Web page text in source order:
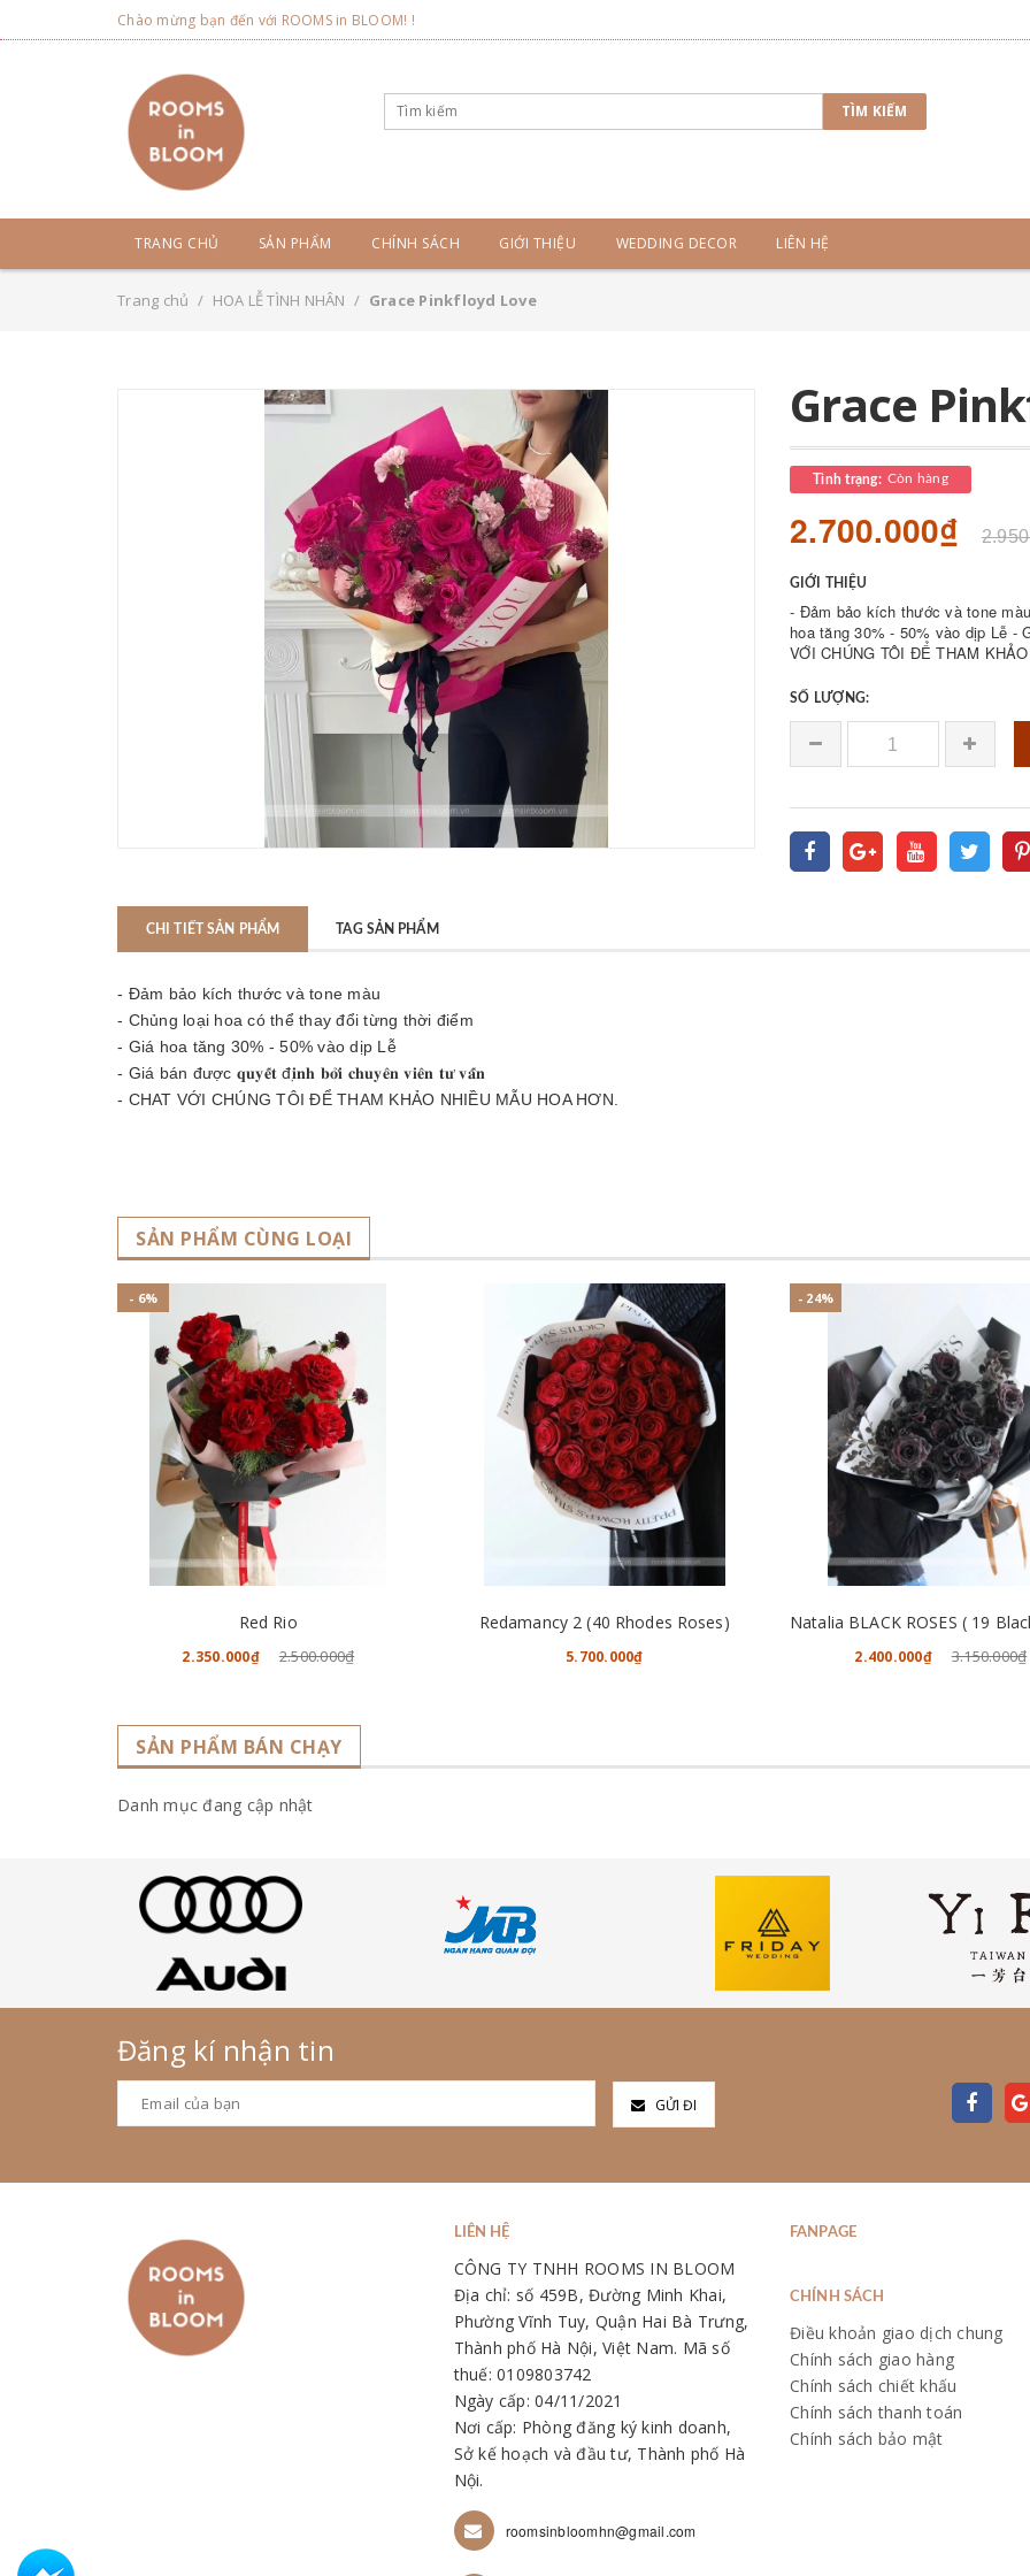
Chào mừng bạn đến với ROOMS in BLOOM! !
TÌM KIẾM
TRANG CHỦ SẢN PHẨM CHÍNH SÁCH GIỚI THIỆU WEDDING DECOR LIÊN HỆ
Trang chủ / HOA LỄ TÌNH NHÂN / Grace Pinkfloyd Love
Grace
Tình trạng: Còn hàng
2.700.000₫
GIỚI THIỆU
- Đảm bảo kích thước và tone
hoa tăng 30% - 50% vào dịp Lễ -
VỚI CHÚNG TÔI ĐỂ THAM
SỐ LƯỢNG:
CHI TIẾT SẢN PHẨM TAG SẢN PHẨM
- Đảm bảo kích thước và tone màu
- Chủng loại hoa có thể thay đổi từng thời điểm
- Giá hoa tăng 30% - 50% vào dịp Lễ
- Giá bán được 𝐪𝐮𝐲𝐞̂́𝐭 đ𝐢̣𝐧𝐡 𝐛𝐨̛̉𝐢 𝐜𝐡𝐮𝐲𝐞̂𝐧 𝐯𝐢𝐞̂𝐧 𝐭𝐮̛ 𝐯𝐚̂́𝐧
- CHAT VỚI CHÚNG TÔI ĐỂ THAM KHẢO NHIỀU MẪU HOA HƠN.
SẢN PHẨM CÙNG LOẠI
- 6%
Red Rio
2.350.000₫ 2.500.000₫
Redamancy 2 (40 Rhodes Roses)
5.700.000₫
- 24%
2.400.000₫ 3.150.000₫
SẢN PHẨM BÁN CHẠY
Danh mục đang cập nhật
Đăng kí nhận tin
GỬI ĐI
LIÊN HỆ
CÔNG TY TNHH ROOMS IN BLOOM
Địa chỉ: số 459B, Đường Minh Khai,
Phường Vĩnh Tuy, Quận Hai Bà Trưng,
Thành phố Hà Nội, Việt Nam. Mã số
thuế: 0109803742
Ngày cấp: 04/11/2021
Nơi cấp: Phòng đăng ký kinh doanh,
Sở kế hoạch và đầu tư, Thành phố Hà
Nội.
roomsinbloomhn@gmail.com
FANPAGE
CHÍNH SÁCH
Điều khoản giao dịch chung
Chính sách giao hàng
Chính sách chiết khấu
Chính sách thanh toán
Chính sách bảo mật